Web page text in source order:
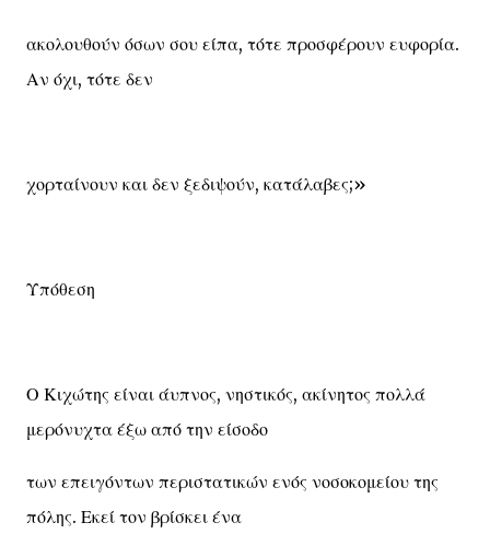
ακολουθούν όσων σου είπα, τότε προσφέρουν ευφορία.
Αν όχι, τότε δεν
χορταίνουν και δεν ξεδιψούν, κατάλαβες;»
Υπόθεση
Ο Κιχώτης είναι άυπνος, νηστικός, ακίνητος πολλά
μερόνυχτα έξω από την είσοδο
των επειγόντων περιστατικών ενός νοσοκομείου της
πόλης. Εκεί τον βρίσκει ένα